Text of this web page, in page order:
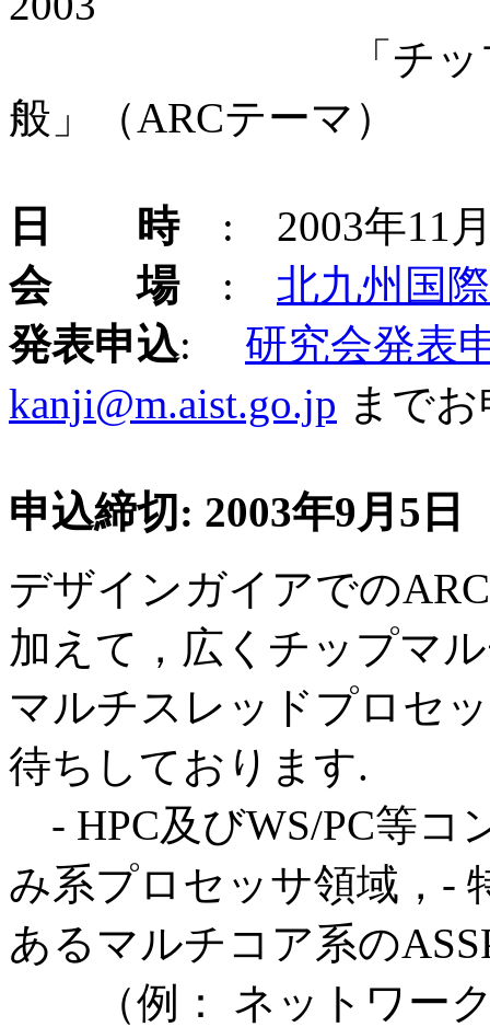
「チップマル
般」（ARCテーマ）
日 時: 2003年11月
会 場: 北九州国
発表申込: 研究会発表
kanji@m.aist.go.jp まで
申込締切: 2003年9月5日
デザインガイアでの
加えて，広くチップマ
マルチスレッドプロセ
待ちしております.
- HPC及びWS/PC等コ
み系プロセッサ領域，-
あるマルチコア系の
（例： ネットワーク